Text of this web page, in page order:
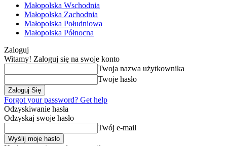
Małopolska Wschodnia
Małopolska Zachodnia
Małopolska Południowa
Małopolska Północna
Zaloguj
Witamy! Zaloguj się na swoje konto
Twoja nazwa użytkownika
Twoje hasło
Forgot your password? Get help
Odzyskiwanie hasła
Odzyskaj swoje hasło
Twój e-mail